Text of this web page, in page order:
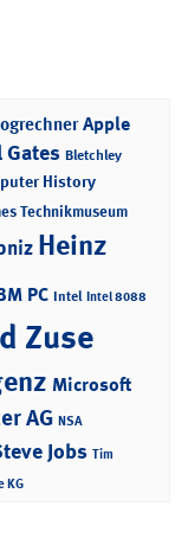
Apple
Gates Bletchley
History
Technikmuseum
Heinz
PC Intel Intel 8088
Zuse
Microsoft
AG NSA
Jobs Tim
KG